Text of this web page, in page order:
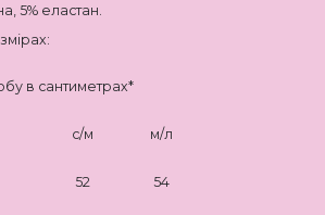
5% еластан.
в сантиметрах*
с/м м/л
52 54